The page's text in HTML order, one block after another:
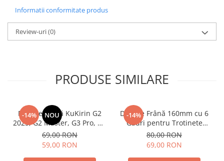
Informatii conformitate produs
Review-uri(0)
PRODUSE SIMILARE
-14% NOU
Plăcuțe Frână KuKirin G2
2025, G2 Master, G3 Pro, G4
– Set 2 Bucăți (Față sau
Spate) Premium
69,00 RON
59,00 RON
-14%
Disc de Frână 160mm cu 6
Găuri pentru Trotinete
Electrice KuKirin G4 (Model
2025) și KuKirin G2 –
80,00 RON
69,00 RON